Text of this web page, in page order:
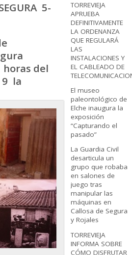
5-
horas del
9 la
TORREVIEJA
APRUEBA
DEFINITIVAMENTE
LA ORDENANZA
QUE REGULARÁ
LAS
INSTALACIONES Y
EL CABLEADO DE
El museo
paleontológico de
Elche inaugura la
exposición
“Capturando el
pasado”
La Guardia Civil
desarticula un
grupo que robaba
en salones de
juego tras
manipular las
máquinas en
Callosa de Segura
y Rojales
TORREVIEJA
INFORMA SOBRE
CÓMO DISFRUTAR